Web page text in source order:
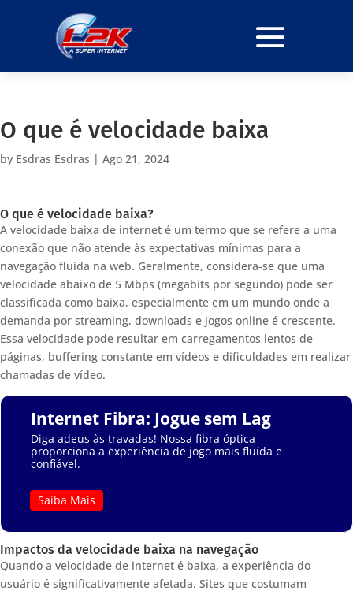
O que é velocidade baixa
by Esdras Esdras | Ago 21, 2024
O que é velocidade baixa?
A velocidade baixa de internet é um termo que se refere a uma
conexão que não atende às expectativas mínimas para a
navegação fluida na web. Geralmente, considera-se que uma
velocidade abaixo de 5 Mbps (megabits por segundo) pode ser
classificada como baixa, especialmente em um mundo onde a
demanda por streaming, downloads e jogos online é crescente.
Essa velocidade pode resultar em carregamentos lentos de
páginas, buffering constante em vídeos e dificuldades em realizar
chamadas de vídeo.
Internet Fibra: Jogue sem Lag
Diga adeus às travadas! Nossa fibra óptica
proporciona a experiência de jogo mais fluída e
confiável.
Saiba Mais
Impactos da velocidade baixa na navegação
Quando a velocidade de internet é baixa, a experiência do
usuário é significativamente afetada. Sites que costumam